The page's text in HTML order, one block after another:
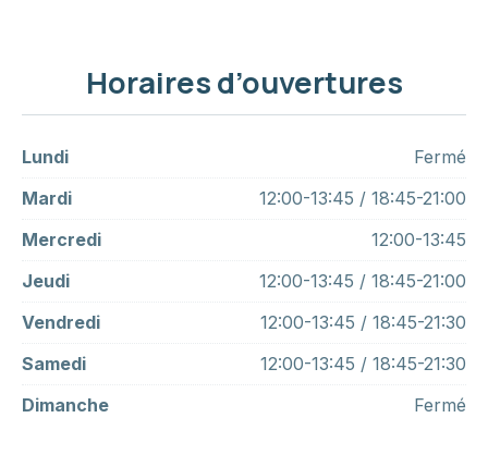
Horaires d’ouvertures
Lundi
Fermé
Mardi
12:00-13:45 / 18:45-21:00
Mercredi
12:00-13:45
Jeudi
12:00-13:45 / 18:45-21:00
Vendredi
12:00-13:45 / 18:45-21:30
Samedi
12:00-13:45 / 18:45-21:30
Dimanche
Fermé